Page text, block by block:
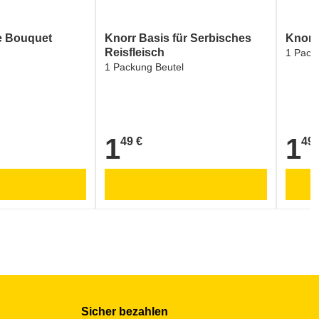
Bouquet
Knorr Basis für Serbisches
Reisfleisch
1 Packung Beutel
1,49 €
149 €
1
1,49 €
149
Sicher bezahlen